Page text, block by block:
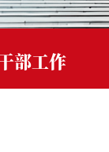
部工作